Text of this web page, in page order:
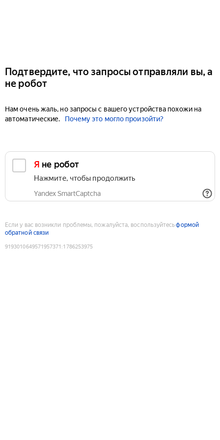
Подтвердите, что запросы отправляли вы, а
не робот
Нам очень жаль, но запросы с вашего устройства похожи на
автоматические.
Почему это могло произойти?
Я не робот
Нажмите, чтобы продолжить
Yandex SmartCaptcha
Если у вас возникли проблемы, пожалуйста, воспользуйтесьформой
обратной связи
9193010649571957371 :1786253975